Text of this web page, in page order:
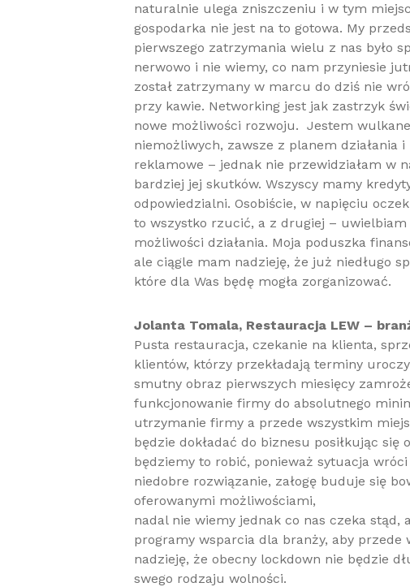
naturalnie ulega zniszczeniu i w tym
gospodarka nie jest na to gotowa. My
pierwszego zatrzymania wielu z nas było
nerwowo i nie wiemy, co nam przyniesie
został zatrzymany w marcu do dziś nie
przy kawie. Networking jest jak zastrzyk
nowe możliwości rozwoju. Jestem
niemożliwych, zawsze z planem działania
reklamowe – jednak nie przewidziałam w
bardziej jej skutków. Wszyscy mamy
odpowiedzialni. Osobiście, w napięciu
to wszystko rzucić, a z drugiej –
możliwości działania. Moja poduszka
ale ciągle mam nadzieję, że już niedługo
które dla Was będę mogła zorganizować.
Jolanta Tomala, Restauracja LEW –
Pusta restauracja, czekanie na klienta,
klientów, którzy przekładają terminy
smutny obraz pierwszych miesięcy
funkcjonowanie firmy do absolutnego
utrzymanie firmy a przede wszystkim
będzie dokładać do biznesu posiłkując
będziemy to robić, ponieważ sytuacja
niedobre rozwiązanie, załogę buduje się
oferowanymi możliwościami,
nadal nie wiemy jednak co nas czeka
programy wsparcia dla branży, aby
nadzieję, że obecny lockdown nie będzie
swego rodzaju wolności.